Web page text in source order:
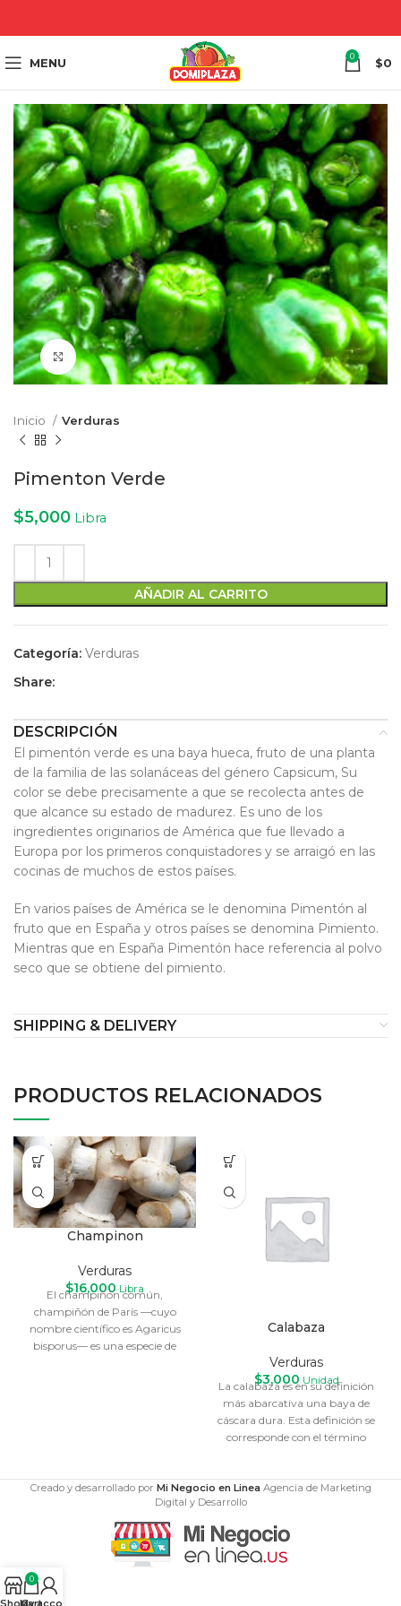
MENU 0 $0
Click to enlarge
Inicio Verduras
Pimenton Verde
$5,000 Libra
AÑADIR AL CARRITO
Categoría: Verduras
Share:
DESCRIPCIÓN
El pimentón verde es una baya hueca, fruto de una planta
de la familia de las solanáceas del género Capsicum, Su
color se debe precisamente a que se recolecta antes de
que alcance su estado de madurez. Es uno de los
ingredientes originarios de América que fue llevado a
Europa por los primeros conquistadores y se arraigó en las
cocinas de muchos de estos países.
En varios países de América se le denomina Pimentón al
fruto que en España y otros países se denomina Pimiento.
Mientras que en España Pimentón hace referencia al polvo
seco que se obtiene del pimiento.
SHIPPING & DELIVERY
PRODUCTOS RELACIONADOS
Champinon
Verduras
$16,000 Libra
El champiñón común,
champiñón de París —cuyo
nombre científico es Agaricus
bisporus—​ es una especie de
Calabaza
Verduras
$3,000 Unidad
La calabaza es en su definición
más abarcativa una baya de
cáscara dura. Esta definición se
corresponde con el término
Creado y desarrollado por Mi Negocio en Linea Agencia de Marketing
Digital y Desarrollo
Shop
0
Cart
My account